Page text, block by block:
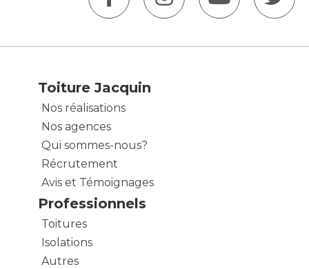
Toiture Jacquin
Nos réalisations
Nos agences
Qui sommes-nous?
Récrutement
Avis et Témoignages
Professionnels
Toitures
Isolations
Autres